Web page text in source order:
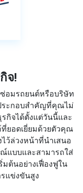
จ!
อมรถยนต์หรือบริษัท
ระกอบสำคัญที่คุณไม่
กิจได้ตั้งแต่วันนี้และ
ยอดเยี่ยมด้วยตัวคุณ
ว้ล่วงหน้าที่นำเสนอ
แบบและสามารถใส่
ต้นอย่างเฟื่องฟูใน
แข่งขันสูง